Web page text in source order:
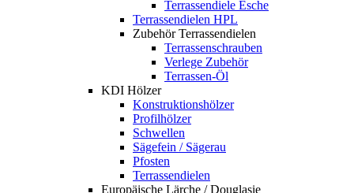
Terrassendiele Esche
Terrassendielen HPL
Zubehör Terrassendielen
Terrassenschrauben
Verlege Zubehör
Terrassen-Öl
KDI Hölzer
Konstruktionshölzer
Profilhölzer
Schwellen
Sägefein / Sägerau
Pfosten
Terrassendielen
Europäische Lärche / Douglasie